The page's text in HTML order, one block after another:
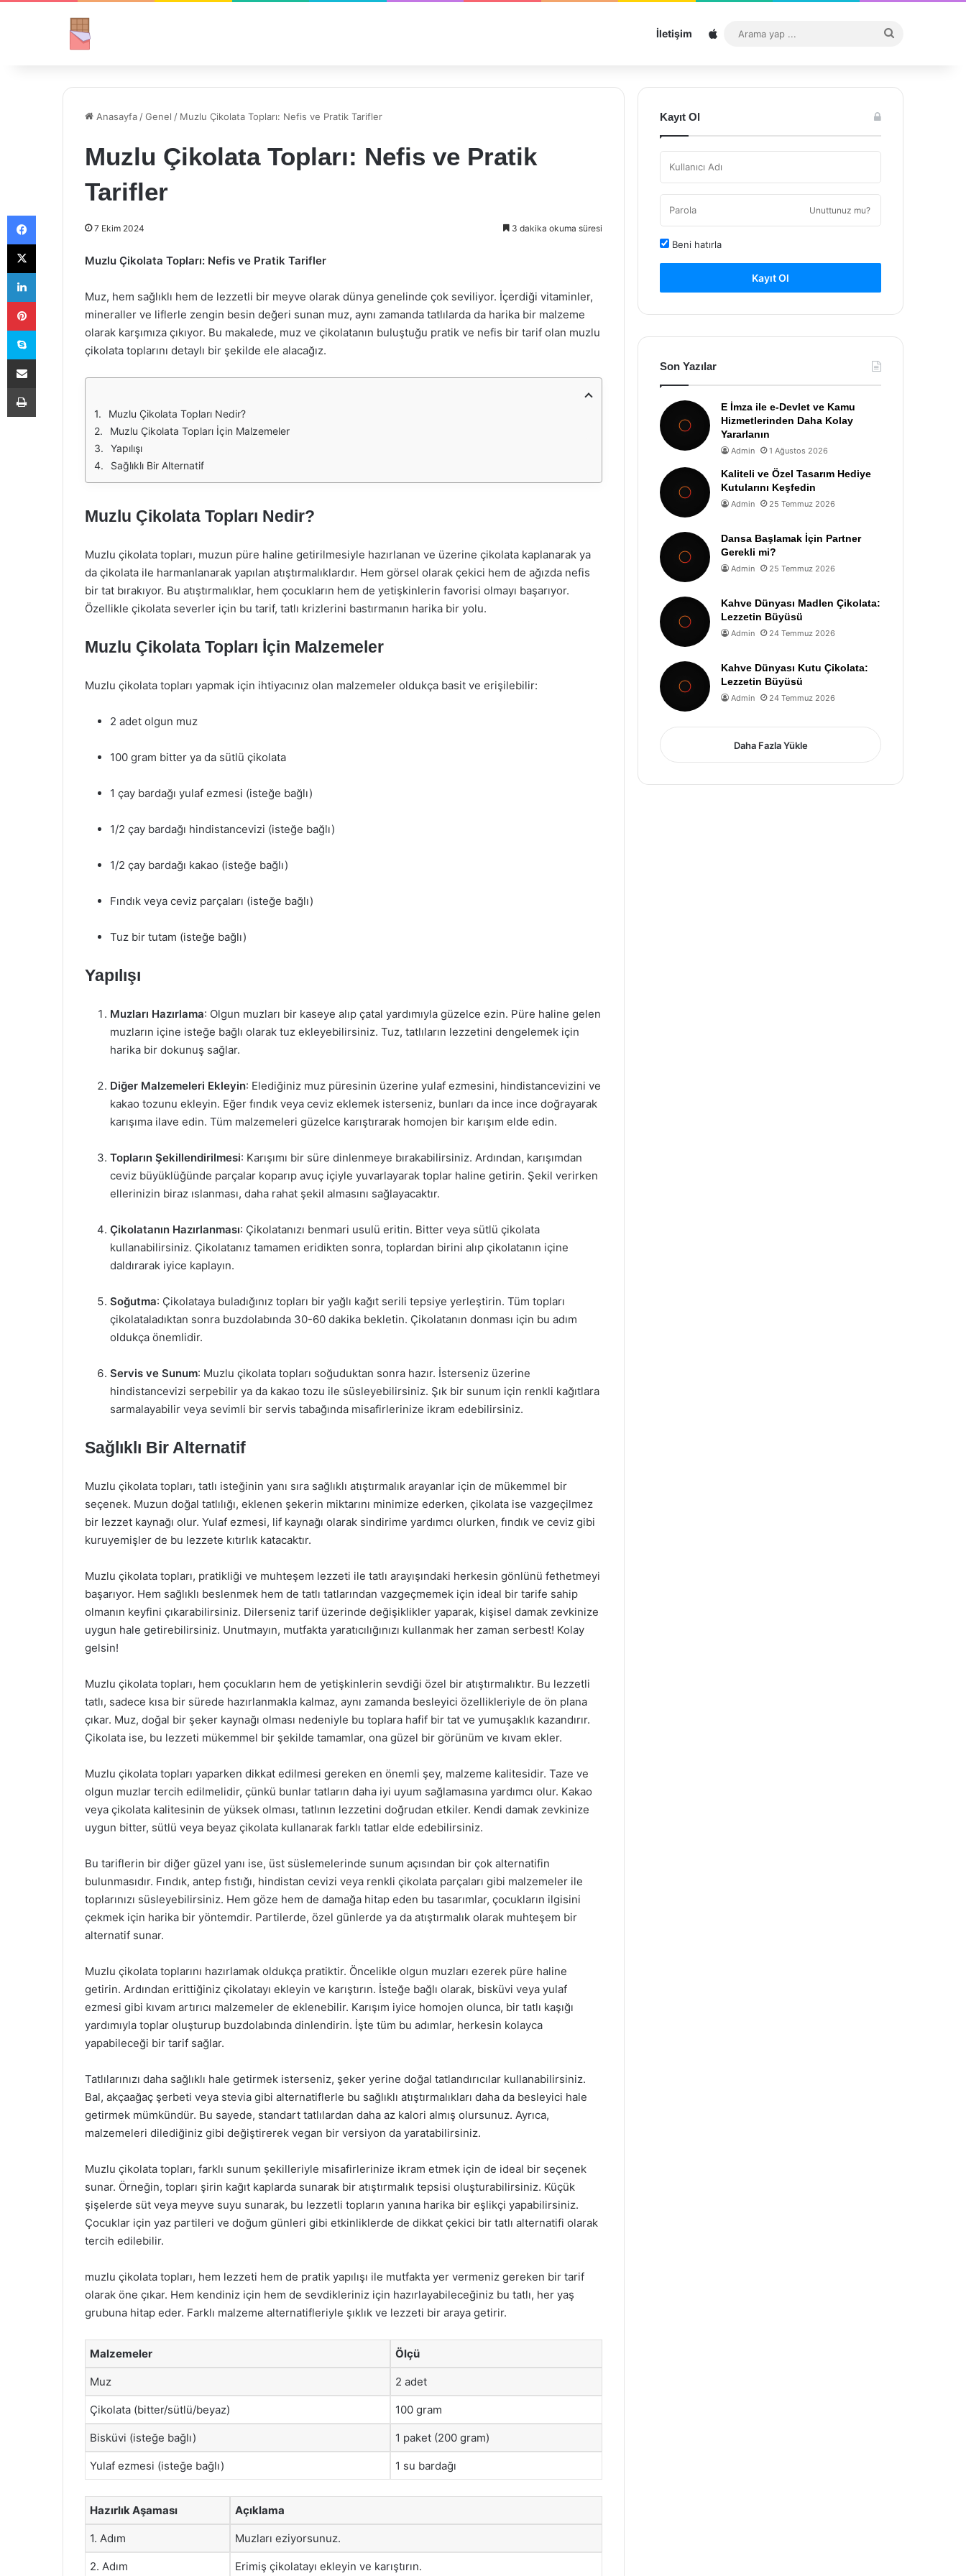
İletişim Sitemap
...
Anasayfa /Genel / Muzlu Çikolata Topları: Nefis ve Pratik Tarifler
Muzlu Çikolata Topları: Nefis ve Pratik
Tarifler
7 Ekim 2024 3 dakika okuma süresi
Muzlu Çikolata Topları: Nefis ve Pratik Tarifler
Muz, hem sağlıklı hem de lezzetli bir meyve olarak dünya genelinde çok seviliyor. İçerdiği vitaminler,
mineraller ve liflerle zengin besin değeri sunan muz, aynı zamanda tatlılarda da harika bir malzeme
olarak karşımıza çıkıyor. Bu makalede, muz ve çikolatanın buluştuğu pratik ve nefis bir tarif olan muzlu
çikolata toplarını detaylı bir şekilde ele alacağız.
Muzlu Çikolata Topları Nedir?
Muzlu Çikolata Topları İçin Malzemeler
Yapılışı
Sağlıklı Bir Alternatif
Muzlu Çikolata Topları Nedir?
Muzlu çikolata topları, muzun püre haline getirilmesiyle hazırlanan ve üzerine çikolata kaplanarak ya
da çikolata ile harmanlanarak yapılan atıştırmalıklardır. Hem görsel olarak çekici hem de ağızda nefis
bir tat bırakıyor. Bu atıştırmalıklar, hem çocukların hem de yetişkinlerin favorisi olmayı başarıyor.
Özellikle çikolata severler için bu tarif, tatlı krizlerini bastırmanın harika bir yolu.
Muzlu Çikolata Topları İçin Malzemeler
Muzlu çikolata topları yapmak için ihtiyacınız olan malzemeler oldukça basit ve erişilebilir:
2 adet olgun muz
100 gram bitter ya da sütlü çikolata
1 çay bardağı yulaf ezmesi (isteğe bağlı)
1/2 çay bardağı hindistancevizi (isteğe bağlı)
1/2 çay bardağı kakao (isteğe bağlı)
Fındık veya ceviz parçaları (isteğe bağlı)
Tuz bir tutam (isteğe bağlı)
Yapılışı
Muzları Hazırlama: Olgun muzları bir kaseye alıp çatal yardımıyla güzelce ezin. Püre haline gelen
muzların içine isteğe bağlı olarak tuz ekleyebilirsiniz. Tuz, tatlıların lezzetini dengelemek için
harika bir dokunuş sağlar.
Diğer Malzemeleri Ekleyin: Elediğiniz muz püresinin üzerine yulaf ezmesini, hindistancevizini ve
kakao tozunu ekleyin. Eğer fındık veya ceviz eklemek isterseniz, bunları da ince ince doğrayarak
karışıma ilave edin. Tüm malzemeleri güzelce karıştırarak homojen bir karışım elde edin.
Topların Şekillendirilmesi: Karışımı bir süre dinlenmeye bırakabilirsiniz. Ardından, karışımdan
ceviz büyüklüğünde parçalar koparıp avuç içiyle yuvarlayarak toplar haline getirin. Şekil verirken
ellerinizin biraz ıslanması, daha rahat şekil almasını sağlayacaktır.
Çikolatanın Hazırlanması: Çikolatanızı benmari usulü eritin. Bitter veya sütlü çikolata
kullanabilirsiniz. Çikolatanız tamamen eridikten sonra, toplardan birini alıp çikolatanın içine
daldırarak iyice kaplayın.
Soğutma: Çikolataya buladığınız topları bir yağlı kağıt serili tepsiye yerleştirin. Tüm topları
çikolataladıktan sonra buzdolabında 30-60 dakika bekletin. Çikolatanın donması için bu adım
oldukça önemlidir.
Servis ve Sunum: Muzlu çikolata topları soğuduktan sonra hazır. İsterseniz üzerine
hindistancevizi serpebilir ya da kakao tozu ile süsleyebilirsiniz. Şık bir sunum için renkli kağıtlara
sarmalayabilir veya sevimli bir servis tabağında misafirlerinize ikram edebilirsiniz.
Sağlıklı Bir Alternatif
Muzlu çikolata topları, tatlı isteğinin yanı sıra sağlıklı atıştırmalık arayanlar için de mükemmel bir
seçenek. Muzun doğal tatlılığı, eklenen şekerin miktarını minimize ederken, çikolata ise vazgeçilmez
bir lezzet kaynağı olur. Yulaf ezmesi, lif kaynağı olarak sindirime yardımcı olurken, fındık ve ceviz gibi
kuruyemişler de bu lezzete kıtırlık katacaktır.
Muzlu çikolata topları, pratikliği ve muhteşem lezzeti ile tatlı arayışındaki herkesin gönlünü fethetmeyi
başarıyor. Hem sağlıklı beslenmek hem de tatlı tatlarından vazgeçmemek için ideal bir tarife sahip
olmanın keyfini çıkarabilirsiniz. Dilerseniz tarif üzerinde değişiklikler yaparak, kişisel damak zevkinize
uygun hale getirebilirsiniz. Unutmayın, mutfakta yaratıcılığınızı kullanmak her zaman serbest! Kolay
gelsin!
Muzlu çikolata topları, hem çocukların hem de yetişkinlerin sevdiği özel bir atıştırmalıktır. Bu lezzetli
tatlı, sadece kısa bir sürede hazırlanmakla kalmaz, aynı zamanda besleyici özellikleriyle de ön plana
çıkar. Muz, doğal bir şeker kaynağı olması nedeniyle bu toplara hafif bir tat ve yumuşaklık kazandırır.
Çikolata ise, bu lezzeti mükemmel bir şekilde tamamlar, ona güzel bir görünüm ve kıvam ekler.
Muzlu çikolata topları yaparken dikkat edilmesi gereken en önemli şey, malzeme kalitesidir. Taze ve
olgun muzlar tercih edilmelidir, çünkü bunlar tatların daha iyi uyum sağlamasına yardımcı olur. Kakao
veya çikolata kalitesinin de yüksek olması, tatlının lezzetini doğrudan etkiler. Kendi damak zevkinize
uygun bitter, sütlü veya beyaz çikolata kullanarak farklı tatlar elde edebilirsiniz.
Bu tariflerin bir diğer güzel yanı ise, üst süslemelerinde sunum açısından bir çok alternatifin
bulunmasıdır. Fındık, antep fıstığı, hindistan cevizi veya renkli çikolata parçaları gibi malzemeler ile
toplarınızı süsleyebilirsiniz. Hem göze hem de damağa hitap eden bu tasarımlar, çocukların ilgisini
çekmek için harika bir yöntemdir. Partilerde, özel günlerde ya da atıştırmalık olarak muhteşem bir
alternatif sunar.
Muzlu çikolata toplarını hazırlamak oldukça pratiktir. Öncelikle olgun muzları ezerek püre haline
getirin. Ardından erittiğiniz çikolatayı ekleyin ve karıştırın. İsteğe bağlı olarak, bisküvi veya yulaf
ezmesi gibi kıvam artırıcı malzemeler de eklenebilir. Karışım iyice homojen olunca, bir tatlı kaşığı
yardımıyla toplar oluşturup buzdolabında dinlendirin. İşte tüm bu adımlar, herkesin kolayca
yapabileceği bir tarif sağlar.
Tatlılarınızı daha sağlıklı hale getirmek isterseniz, şeker yerine doğal tatlandırıcılar kullanabilirsiniz.
Bal, akçaağaç şerbeti veya stevia gibi alternatiflerle bu sağlıklı atıştırmalıkları daha da besleyici hale
getirmek mümkündür. Bu sayede, standart tatlılardan daha az kalori almış olursunuz. Ayrıca,
malzemeleri dilediğiniz gibi değiştirerek vegan bir versiyon da yaratabilirsiniz.
Muzlu çikolata topları, farklı sunum şekilleriyle misafirlerinize ikram etmek için de ideal bir seçenek
sunar. Örneğin, topları şirin kağıt kaplarda sunarak bir atıştırmalık tepsisi oluşturabilirsiniz. Küçük
şişelerde süt veya meyve suyu sunarak, bu lezzetli topların yanına harika bir eşlikçi yapabilirsiniz.
Çocuklar için yaz partileri ve doğum günleri gibi etkinliklerde de dikkat çekici bir tatlı alternatifi olarak
tercih edilebilir.
muzlu çikolata topları, hem lezzeti hem de pratik yapılışı ile mutfakta yer vermeniz gereken bir tarif
olarak öne çıkar. Hem kendiniz için hem de sevdikleriniz için hazırlayabileceğiniz bu tatlı, her yaş
grubuna hitap eder. Farklı malzeme alternatifleriyle şıklık ve lezzeti bir araya getirir.
Malzemeler Ölçü
Muz 2 adet
Çikolata (bitter/sütlü/beyaz) 100 gram
Bisküvi (isteğe bağlı) 1 paket (200 gram)
Yulaf ezmesi (isteğe bağlı) 1 su bardağı
Hazırlık Aşaması Açıklama
1. Adım Muzları eziyorsunuz.
2. Adım Erimiş çikolatayı ekleyin ve karıştırın.
Kayıt Ol
Unuttunuz mu?
Beni hatırla
Kayıt Ol
Son Yazılar
E İmza ile e-Devlet ve Kamu
Hizmetlerinden Daha Kolay
Yararlanın
Admin 1 Ağustos 2026
Kaliteli ve Özel Tasarım Hediye
Kutularını Keşfedin
Admin 25 Temmuz 2026
Dansa Başlamak İçin Partner
Gerekli mi?
Admin 25 Temmuz 2026
Kahve Dünyası Madlen Çikolata:
Lezzetin Büyüsü
Admin 24 Temmuz 2026
Kahve Dünyası Kutu Çikolata:
Lezzetin Büyüsü
Admin 24 Temmuz 2026
Daha Fazla Yükle
Facebook
X
LinkedIn
Pinterest
Skype
E-Posta ile paylaş